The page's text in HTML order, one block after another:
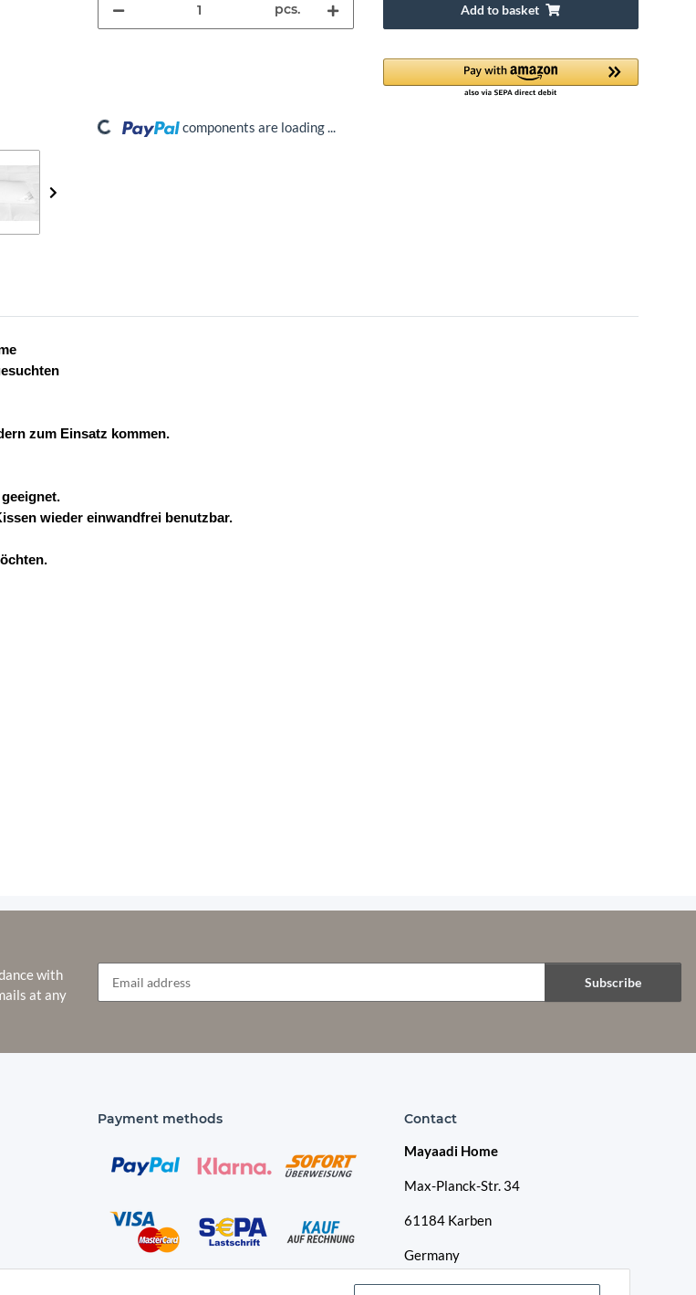
pcs. Add to basket
Loading... components are loading ...
zum Einsatz kommen.
wieder einwandfrei benutzbar.
with
at any
Subscribe
Payment methods
Contact
Mayaadi Home
Max-Planck-Str. 34
61184 Karben
Germany
Telephone: +49-6039-938080